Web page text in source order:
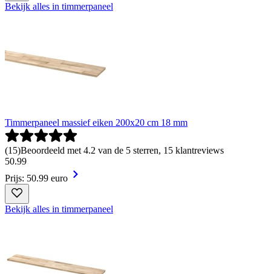
Bekijk alles in timmerpaneel
Timmerpaneel massief eiken 200x20 cm 18 mm
(15)Beoordeeld met 4.2 van de 5 sterren, 15 klantreviews
50.99
Prijs: 50.99 euro
Bekijk alles in timmerpaneel